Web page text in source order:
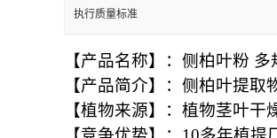
执行质量标准
【产品名称】：侧柏叶粉
【产品简介】 ： 侧柏叶提取
【植物来源】 ： 植物茎叶干